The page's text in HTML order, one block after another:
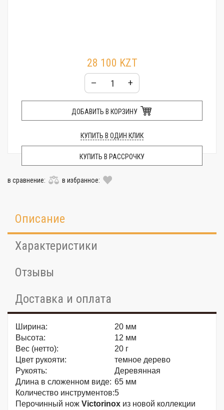
28 100 KZT
– +
ДОБАВИТЬ В КОРЗИНУ
КУПИТЬ В ОДИН КЛИК
КУПИТЬ В РАССРОЧКУ
в сравнение: в избранное:
Описание
Характеристики
Отзывы
Доставка и оплата
Ширина:
20 мм
Высота:
12 мм
Вес (нетто):
20 г
Цвет рукояти:
темное дерево
Рукоять:
Деревянная
Длина в сложенном виде: 65 мм
Количество инструментов:5
Перочинный нож Victorinox из новой коллекции